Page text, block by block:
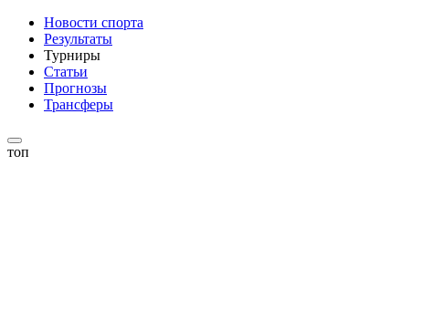
Новости спорта
Результаты
Турниры
Статьи
Прогнозы
Трансферы
топ